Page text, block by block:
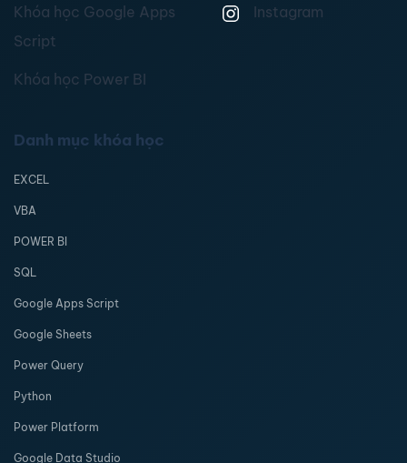
Khóa học Google Apps
Script
Khóa học Power BI
Instagram
Danh mục khóa học
EXCEL
VBA
POWER BI
SQL
Google Apps Script
Google Sheets
Power Query
Python
Power Platform
Google Data Studio